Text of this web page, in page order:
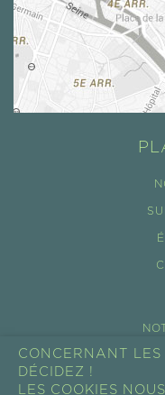
CONCERNANT LES
DÉCIDEZ !
LES COOKIES